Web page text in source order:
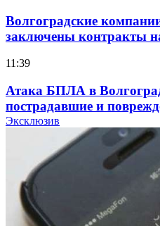
Волгоградские
заключены контракты
11:39
Атака БПЛА в
пострадавшие и
Волгоградские вузы в
рейтинга: ВолгГТУ и
для химической
18:39
Эксклюзив